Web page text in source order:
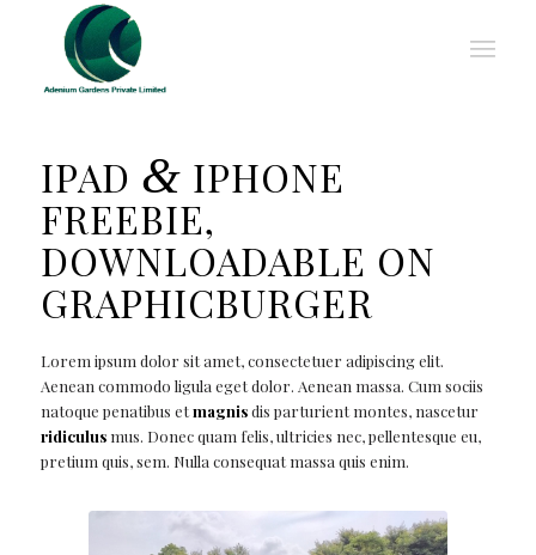
IPAD & IPHONE
FREEBIE,
DOWNLOADABLE ON
GRAPHICBURGER
Lorem ipsum dolor sit amet, consectetuer adipiscing elit.
Aenean commodo ligula eget dolor. Aenean massa. Cum sociis
natoque penatibus etmagnisdis parturient montes, nascetur
ridiculusmus. Donec quam felis, ultricies nec, pellentesque eu,
pretium quis, sem. Nulla consequat massa quis enim.